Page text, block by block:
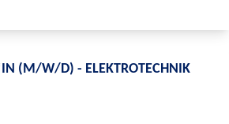
(M/W/D) - ELEKTROTECHNIK